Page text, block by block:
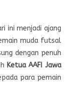
ini menjadi ajang
muda futsal
dengan penuh
Ketua AAFI Jawa
para pemain